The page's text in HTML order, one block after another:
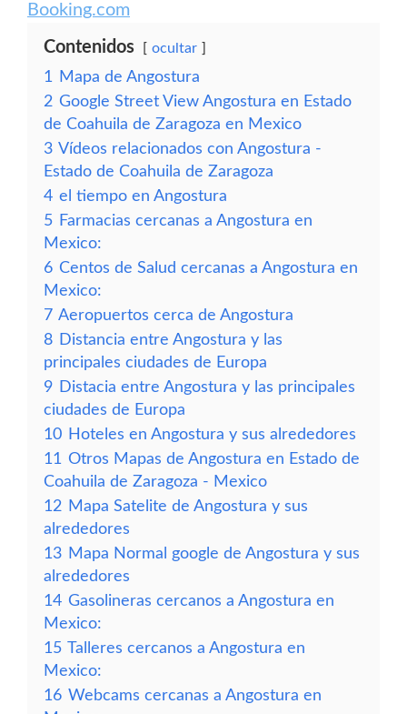
Booking.com
Contenidos ocultar
1
Mapa de Angostura
2 Google Street View Angostura en Estado
de Coahuila de Zaragoza en Mexico
3 Vídeos relacionados con Angostura -
Estado de Coahuila de Zaragoza
4 el tiempo en Angostura
5 Farmacias cercanas a Angostura en
Mexico:
6 Centos de Salud cercanas a Angostura en
Mexico:
7 Aeropuertos cerca de Angostura
8 Distancia entre Angostura y las
principales ciudades de Europa
9 Distacia entre Angostura y las principales
ciudades de Europa
10 Hoteles en Angostura y sus alrededores
11 Otros Mapas de Angostura en Estado de
Coahuila de Zaragoza - Mexico
12 Mapa Satelite de Angostura y sus
alrededores
13 Mapa Normal google de Angostura y sus
alrededores
14 Gasolineras cercanos a Angostura en
Mexico:
15 Talleres cercanos a Angostura en
Mexico:
16 Webcams cercanas a Angostura en